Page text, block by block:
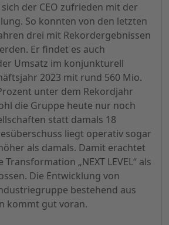
der CEO zufrieden mit der
So konnten von den letzten
drei mit Rekordergebnissen
Er findet es auch
Umsatz im konjunkturell
2023 mit rund 560 Mio.
unter dem Rekordjahr
die Gruppe heute nur noch
statt damals 18
liegt operativ sogar
als damals. Damit erachtet
„NEXT LEVEL“ als
Die Entwicklung von
bestehend aus
kommt gut voran.